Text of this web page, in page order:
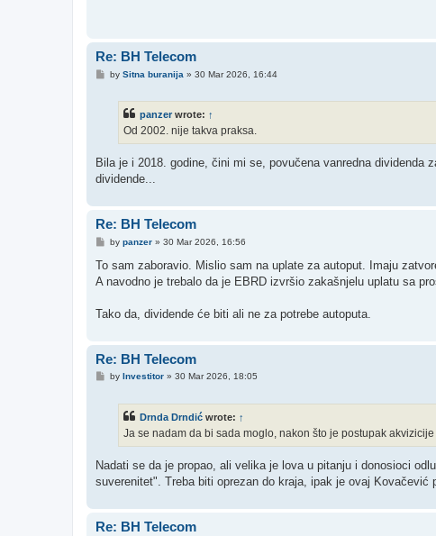
Re: BH Telecom
Pby Sitna buranija » 30 Mar 2026, 16:44
panzer wrote: ↑
Od 2002. nije takva praksa.
Bila je i 2018. godine, čini mi se, povučena vanredna dividenda
dividende...
Re: BH Telecom
P
s
by panzer» 30 Mar 2026, 16:56
To sam zaboravio. Mislio sam na uplate za autoput. Imaju
A navodno je trebalo da je EBRD izvršio zakašnjelu uplatu sa
Tako da, dividende će biti ali ne za potrebe autoputa.
Re: BH Telecom
Pby Investitor» 30 Mar 2026, 18:05
Drnda Drndić wrote: ↑
Ja se nadam da bi sada moglo, nakon što je postupak
Nadati se da je propao, ali velika je lova u pitanju i donosioci
suverenitet". Treba biti oprezan do kraja, ipak je ovaj Kovačević
Re: BH Telecom